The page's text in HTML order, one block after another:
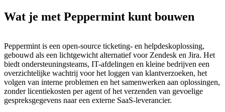
Wat je met Peppermint kunt bouwen
Peppermint is een open-source ticketing- en helpdeskoplossing,
gebouwd als een lichtgewicht alternatief voor Zendesk en Jira. Het
biedt ondersteuningsteams, IT-afdelingen en kleine bedrijven een
overzichtelijke wachtrij voor het loggen van klantverzoeken, het
volgen van interne problemen en het samenwerken aan oplossingen,
zonder licentiekosten per agent of het verzenden van gevoelige
gespreksgegevens naar een externe SaaS-leverancier.